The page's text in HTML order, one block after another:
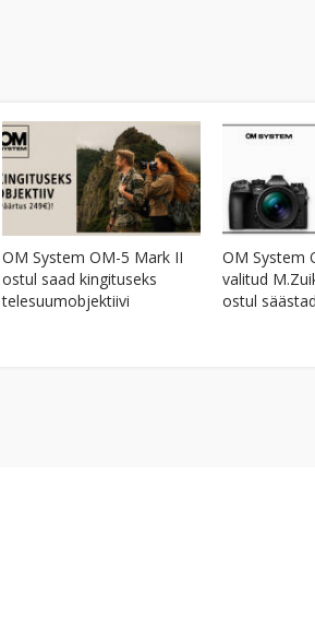
OM System OM-5 Mark II
ostul saad kingituseks
telesuumobjektiivi
OM System
valitud
ostul